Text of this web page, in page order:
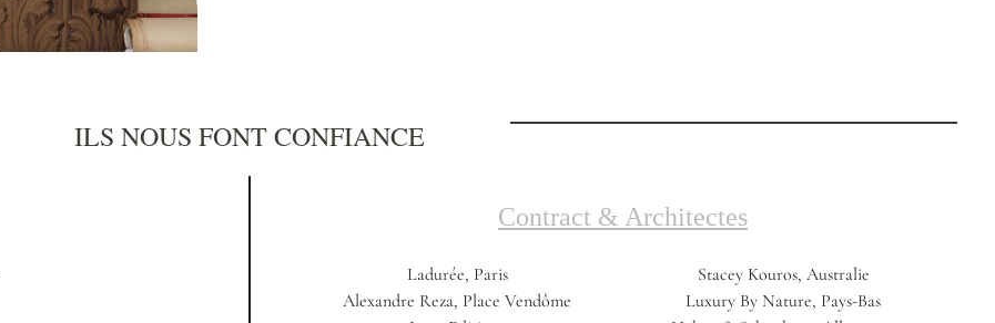
ILS NOUS FONT CONFIANCE
Contract & Architectes
Ladurée, Paris
Alexandre Reza, Place Vendôme
Stacey Kouros, Australie
Luxury By Nature, Pays-Bas